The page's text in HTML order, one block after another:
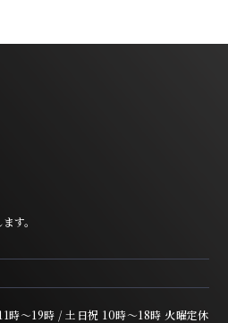
す。
時〜19時 / 土日祝 10時〜18時 火曜定休